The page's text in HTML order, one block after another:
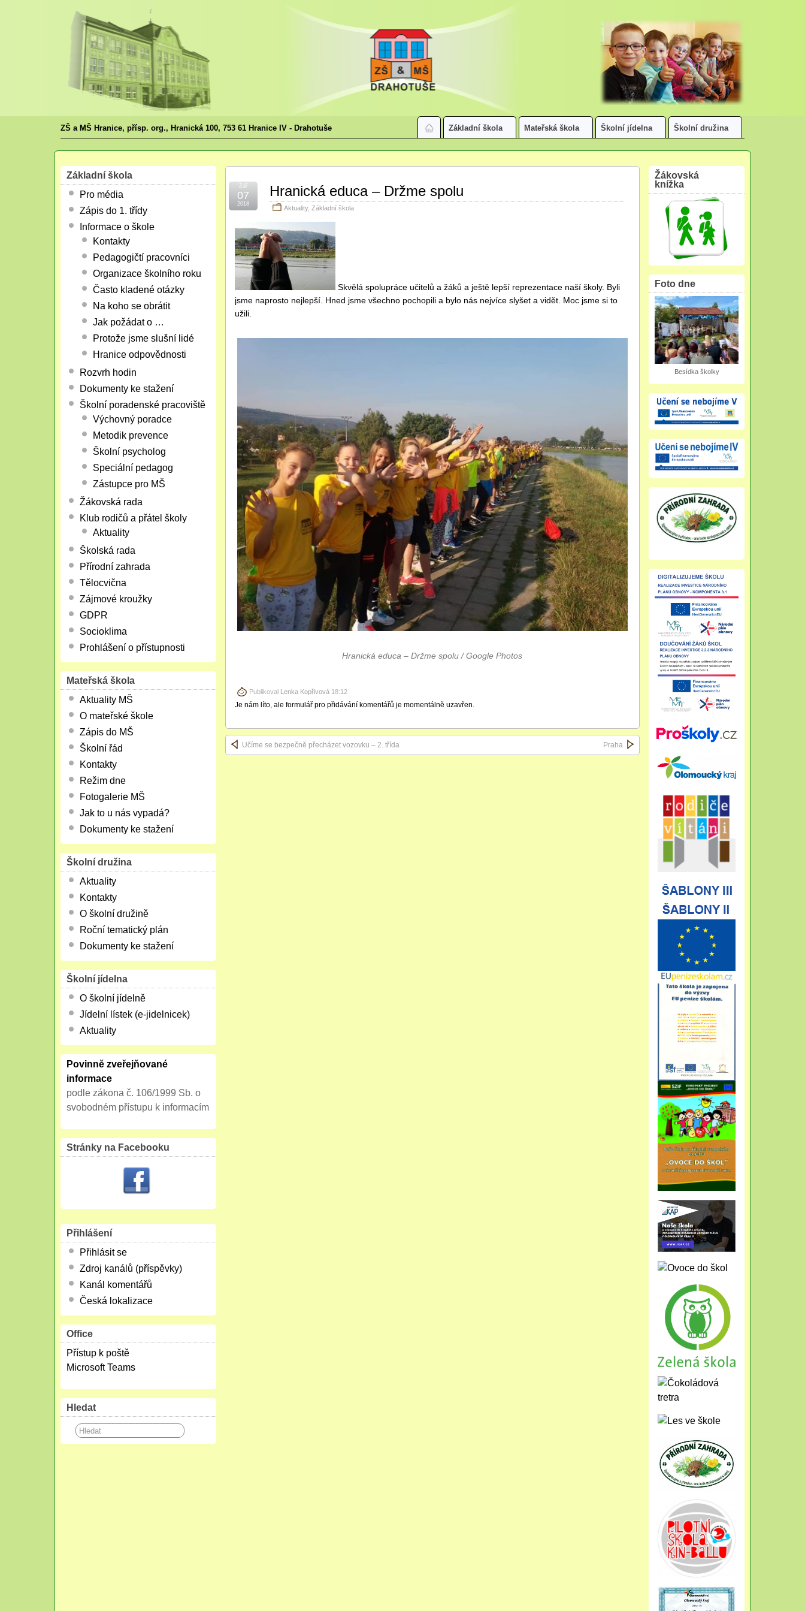
ZŠ a MŠ Hranice, přísp. org., Hranická 100, 753 61 Hranice IV - Drahotuše Základní škola Mateřská škola Školní jídelna Školní družina
Hranická educa – Držme spolu
Aktuality, Základní škola
Zář
07
2018
Skvělá spolupráce učitelů a žáků a ještě lepší reprezentace naší školy. Byli
jsme naprosto nejlepší. Hned jsme všechno pochopili a bylo nás nejvíce slyšet a vidět. Moc jsme si to
užili.
Hranická educa – Držme spolu / Google Photos
Publikoval Lenka Kopřivová18:12
Je nám líto, ale formulář pro přidávání komentářů je momentálně uzavřen.
Učíme se bezpečně přecházet vozovku – 2. třída Praha
Základní škola
Pro média
Zápis do 1. třídy
Informace o škole
Kontakty
Pedagogičtí pracovníci
Organizace školního roku
Často kladené otázky
Na koho se obrátit
Jak požádat o …
Protože jsme slušní lidé
Hranice odpovědnosti
Rozvrh hodin
Dokumenty ke stažení
Školní poradenské pracoviště
Výchovný poradce
Metodik prevence
Školní psycholog
Speciální pedagog
Zástupce pro MŠ
Žákovská rada
Klub rodičů a přátel školy
Aktuality
Školská rada
Přírodní zahrada
Tělocvična
Zájmové kroužky
GDPR
Socioklima
Prohlášení o přístupnosti
Mateřská škola
Aktuality MŠ
O mateřské škole
Zápis do MŠ
Školní řád
Kontakty
Režim dne
Fotogalerie MŠ
Jak to u nás vypadá?
Dokumenty ke stažení
Školní družina
Aktuality
Kontakty
O školní družině
Roční tematický plán
Dokumenty ke stažení
Školní jídelna
O školní jídelně
Jídelní lístek (e-jidelnicek)
Aktuality
Povinně zveřejňované
informace
podle zákona č. 106/1999 Sb. o
svobodném přístupu k informacím
Stránky na Facebooku
Přihlášení
Přihlásit se
Zdroj kanálů (příspěvky)
Kanál komentářů
Česká lokalizace
Office
Přístup k poště
Microsoft Teams
Hledat
Žákovská
knížka
Foto dne
Besídka školky